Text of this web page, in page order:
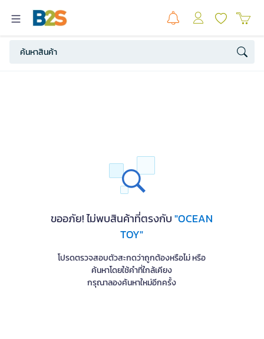
ขออภัย! ไม่พบสินค้าที่ตรงกับ"OCEAN
TOY"
โปรดตรวจสอบตัวสะกดว่าถูกต้องหรือไม่ หรือ
ค้นหาโดยใช้คำที่ใกล้เคียง
กรุณาลองค้นหาใหม่อีกครั้ง